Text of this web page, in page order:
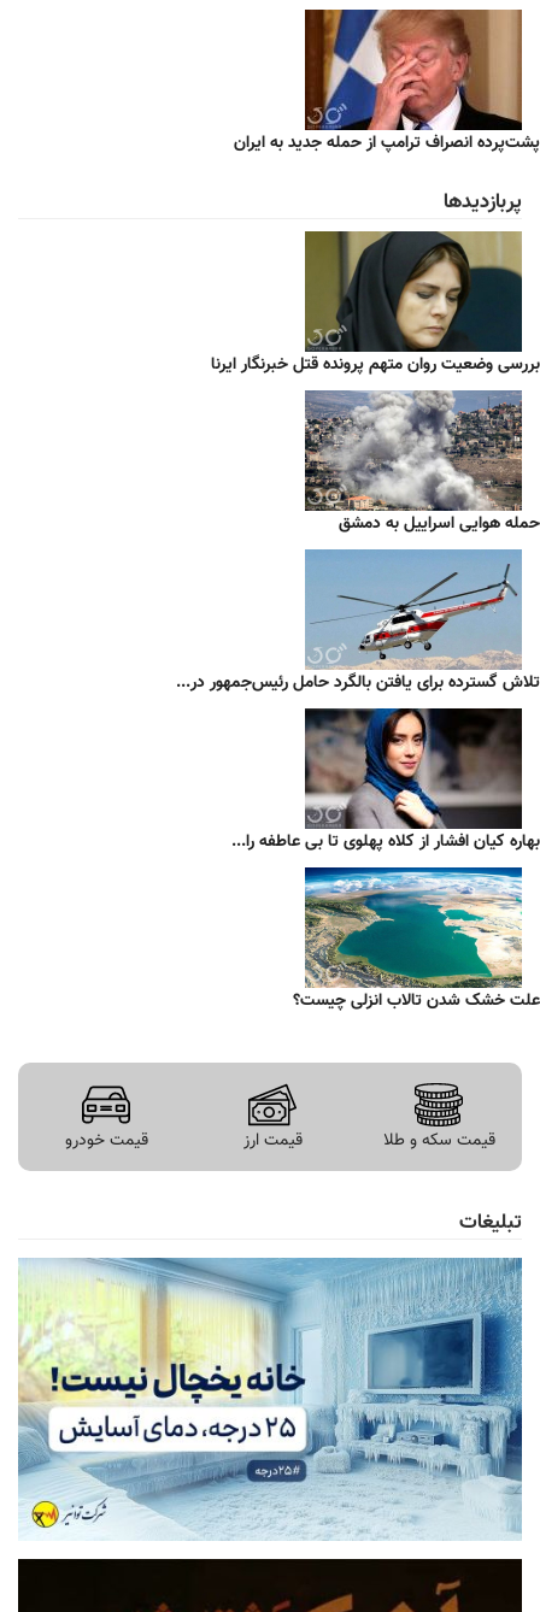
پشت‌پرده انصراف ترامپ از حمله جدید به ایران
پربازدیدها
بررسی وضعیت روان متهم پرونده قتل خبرنگار ایرنا
حمله هوایی اسراییل به دمشق
تلاش گسترده برای یافتن بالگرد حامل رئیس‌جمهور در...
بهاره کیان افشار از کلاه پهلوی تا بی عاطفه را...
علت خشک شدن تالاب انزلی چیست؟
قیمت سکه و طلا قیمت ارز قیمت خودرو
تبلیغات